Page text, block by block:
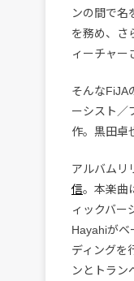
ンの間で名
を務め、さ
ィーチャー
そんなFiJA
ーシスト／
作。黒田卓
アルバムリ
信。本楽曲
ィックバー
Hayahiがベ
ディングを
ンとトラン